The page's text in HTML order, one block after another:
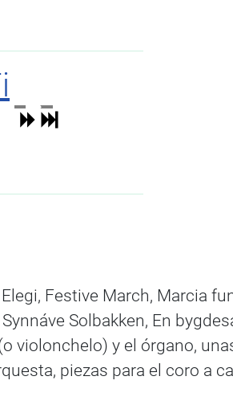
Festive March, Marcia
Solbakken, En
violonchelo) y el órgano,
piezas para el coro a